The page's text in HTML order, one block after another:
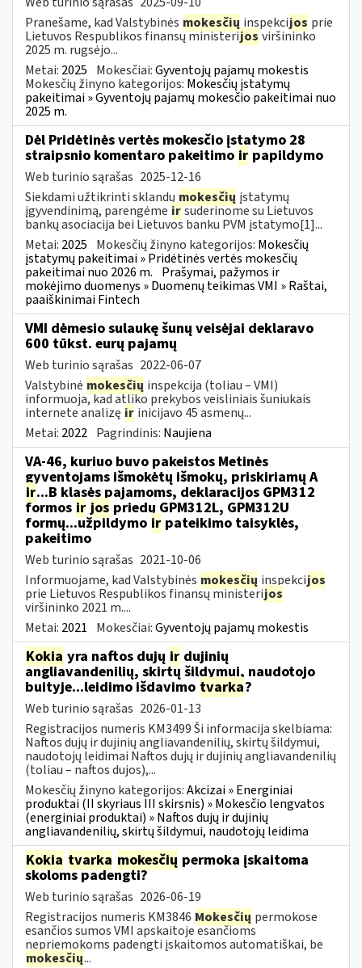
Pranešame, kad Valstybinės mokesčių inspekcijos prie
Lietuvos Respublikos finansų ministerijos viršininko
2025 m. rugsėjo...
Metai: 2025 Mokesčiai:Gyventojų pajamų mokestis
Mokesčių žinyno kategorijos: Mokesčių įstatymų
pakeitimai » Gyventojų pajamų mokesčio pakeitimai nuo
2025 m.
Dėl Pridėtinės vertės mokesčio įstatymo 28
straipsnio komentaro pakeitimo ir papildymo
Web turinio sąrašas 2025-12-16
Siekdami užtikrinti sklandų mokesčių įstatymų
įgyvendinimą, parengėme irsuderinome su Lietuvos
bankų asociacija bei Lietuvos banku PVM įstatymo[1]...
Metai: 2025 Mokesčių žinyno kategorijos: Mokesčių
įstatymų pakeitimai » Pridėtinės vertės mokesčių
pakeitimai nuo 2026 m. Prašymai, pažymos ir
mokėjimo duomenys » Duomenų teikimas VMI » Raštai,
paaiškinimai Fintech
VMI dėmesio sulaukę šunų veisėjai deklaravo
600 tūkst. eurų pajamų
Web turinio sąrašas 2022-06-07
Valstybinė mokesčių inspekcija (toliau – VMI)
informuoja, kad atliko prekybos veisliniais šuniukais
internete analizę ir inicijavo 45 asmenų...
Metai: 2022 Pagrindinis: Naujiena
VA-46, kuriuo buvo pakeistos Metinės
gyventojams išmokėtų išmokų, priskiriamų A
ir...B klasės pajamoms, deklaracijos GPM312
formos ir jos priedų GPM312L, GPM312U
formų...užpildymo ir pateikimo taisyklės,
pakeitimo
Web turinio sąrašas 2021-10-06
Informuojame, kad Valstybinės mokesčių inspekcijos
prie Lietuvos Respublikos finansų ministerijos
viršininko 2021 m....
Metai: 2021 Mokesčiai:Gyventojų pajamų mokestis
Kokia yra naftos dujų ir dujinių
angliavandenilių, skirtų šildymui, naudotojo
buityje...leidimo išdavimo tvarka?
Web turinio sąrašas 2026-01-13
Registracijos numeris KM3499 Ši informacija skelbiama:
Naftos dujų ir dujinių angliavandenilių, skirtų šildymui,
naudotojų leidimai Naftos dujų ir dujinių angliavandenilių
(toliau – naftos dujos),...
Mokesčių žinyno kategorijos:Akcizai » Energiniai
produktai (II skyriaus III skirsnis) » Mokesčio lengvatos
(energiniai produktai) » Naftos dujų ir dujinių
angliavandenilių, skirtų šildymui, naudotojų leidima
Kokia tvarka mokesčių permoka įskaitoma
skoloms padengti?
Web turinio sąrašas 2026-06-19
Registracijos numeris KM3846 Mokesčių permokose
esančios sumos VMI apskaitoje esančioms
nepriemokoms padengti įskaitomos automatiškai, be
mokesčių...